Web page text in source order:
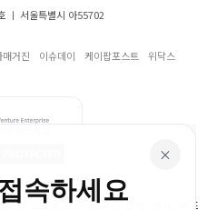
ㅣ 서울특별시 아55702
매거진 이슈데이 케이팝포스트 위닥스
법의 보호를 받으며, 무단 전재, 복사, 배포
×
속하세요